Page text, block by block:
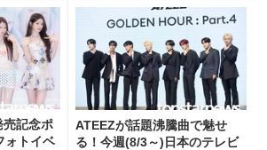
記念ポ
ォトイベ
ATEEZが話題沸騰曲で魅せ
る！今週(8/3～)日本のテレビ